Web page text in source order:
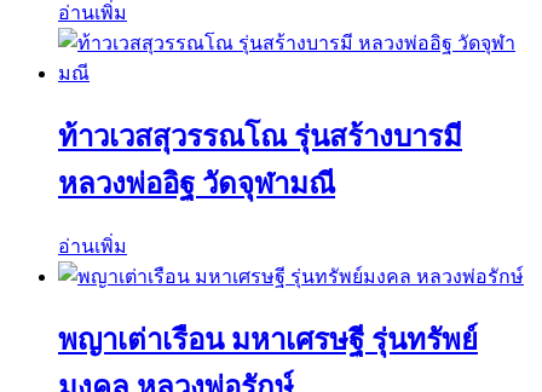
อ่านเพิ่ม
ท้าวเวสสุวรรณโณ รุ่นสร้างบารมี
หลวงพ่ออิฐ วัดจุฬามณี
อ่านเพิ่ม
พญาเต่าเรือน มหาเศรษฐี รุ่นทรัพย์